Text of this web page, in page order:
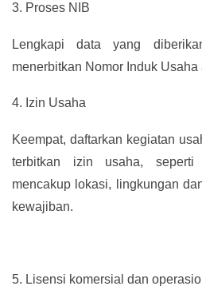
3. Proses NIB
Lengkapi data yang
menerbitkan Nomor Induk Usaha
4. Izin Usaha
Keempat, daftarkan kegiatan
terbitkan izin usaha, seperti
mencakup lokasi, lingkungan
kewajiban.
5. Lisensi komersial dan